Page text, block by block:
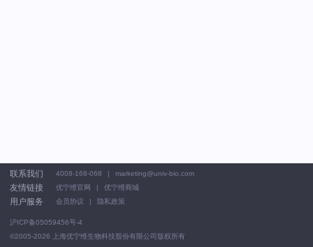
联系我们 4008-168-068 marketing@univ-bio.com
友情链接 优宁维官网 优宁维商城
用户服务 会员协议 隐私政策
沪ICP备05059456号-4
©2005-2026 上海优宁维生物科技股份有限公司版权所有